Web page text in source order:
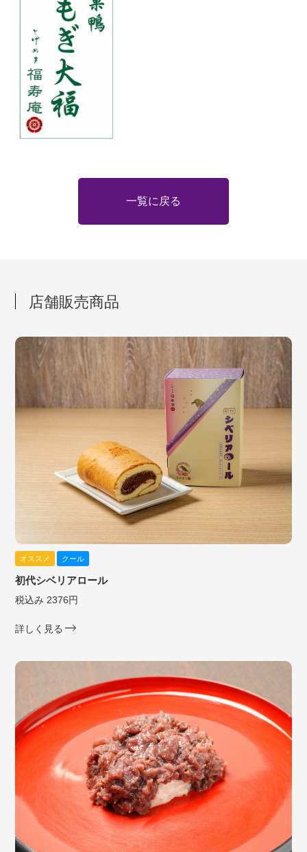
一覧に戻る
店舗販売商品
オススメ クール
初代シベリアロール
税込み 2376円
詳しく見る